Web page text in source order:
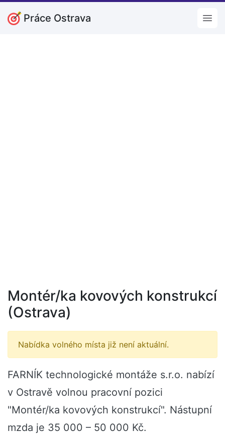
Práce Ostrava
Montér/ka kovových konstrukcí
(Ostrava)
Nabídka volného místa již není aktuální.
FARNÍK technologické montáže s.r.o. nabízí
v Ostravě volnou pracovní pozici
"Montér/ka kovových konstrukcí". Nástupní
mzda je 35 000 – 50 000 Kč.